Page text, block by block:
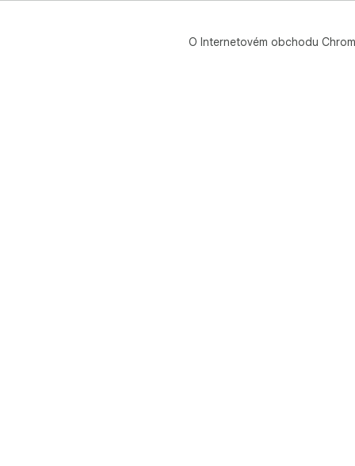
O Internetovém obchodu